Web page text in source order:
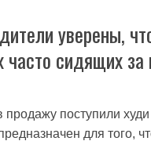
уверены,
часто сидящих
продажу поступили
для того,